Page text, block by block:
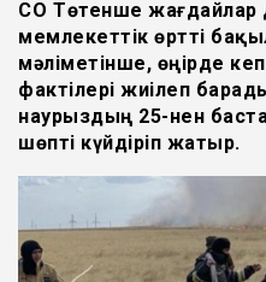
СҚО Төтенше жағдайлар
мемлекеттік өртті
мәліметінше, өңірде
фактілері жиілеп
наурыздың 25-нен
шөпті күйдіріп жатыр.